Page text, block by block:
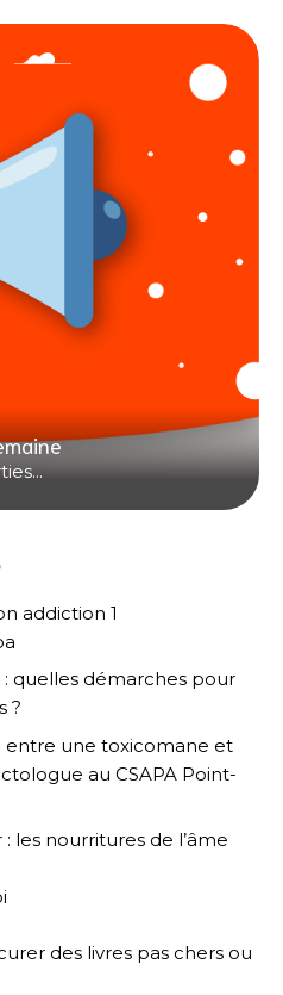
addiction 1
: quelles démarches pour
?
entre une toxicomane et
au CSAPA Point-
les nourritures de l’âme
des livres pas chers ou